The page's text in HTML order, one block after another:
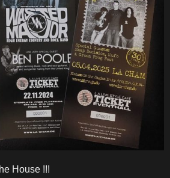
House !!!